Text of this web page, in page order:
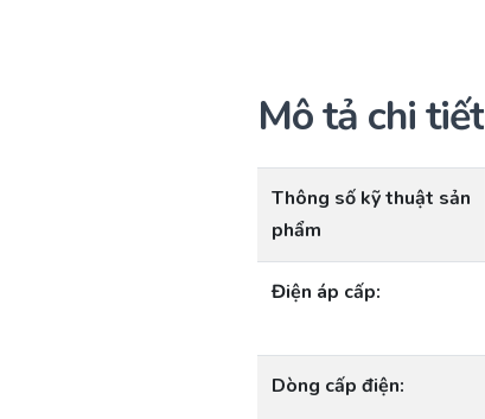
Mô tả chi tiết
Thông số kỹ thuật sản
phẩm
Điện áp cấp:
Dòng cấp điện: